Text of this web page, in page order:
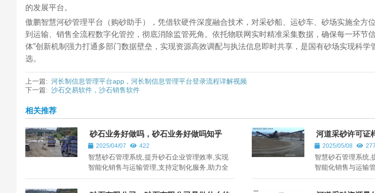
的发展平台。
傲鹏智慧河砂管理平台（购砂助手），凭借软硬件深度融合技术，对采砂船、运砂车、砂场实施全方
到运输、销售全流程数字化管控，彻底消除监管死角。依托物联网实时精准采集数据，确保每一环节
体”创新机制强力打通多部门数据壁垒，实现资源高效调配与执法信息即时共享，是国有砂场实现科学
选。
上一篇: 河长制信息管理平台app，河长制信息管理平台登录流程详解视频
下一篇: 沙石交易软件，沙石销售软件
相关推荐
砂石业务好做吗，砂石业务好做吗知乎
2025/04/07 422
智慧砂石管理系统,提升砂石企业管理效率,实现
智能化销售与运输管理,支持定制化服务,助力全
国各地砂石行业发展。
河道采砂许可证
批程序
2025/05/08 277
智慧砂石管理系统,
智能化销售与运输
国各地砂石行业发